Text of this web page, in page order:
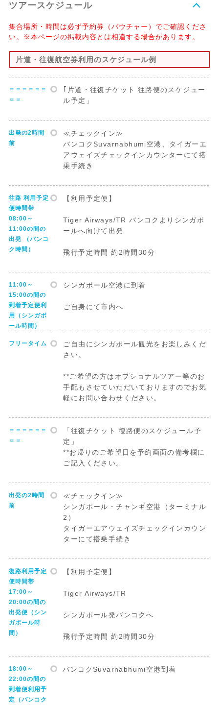
ツアースケジュール
集合場所・時間は必ず予約券（バウチャー）でご確認くださ
い。※本ページの掲載内容とは相違する場合があります。
片道・往復航空券利用のスケジュール例
＝＝＝＝＝＝
＝＝
｢片道・往復チケット 往路便のスケジュー
ル予定」
出発の2時間
前
≪チェックイン≫
バンコクSuvarnabhumi空港、タイガーエ
アウェイズチェックインカウンターにて搭
乗手続き
往路 利用予定
便時間帯
08:00～
11:00の間の
出発 （バンコ
ク時間）
【利用予定便】
Tiger Airways/TR バンコクよりシンガポ
ールへ向けて出発
飛行予定時間 約2時間30分
11:00～
15:00の間の
到着予定便利
用（シンガポ
ール時間）
シンガポール空港に到着
ご自身にて市内へ
フリータイム
ご自由にシンガポール観光をお楽しみくだ
さい。
**ご希望の方はオプショナルツアー等のお
手配もさせていただいておりますのでお気
軽にお問い合わせください。
＝＝＝＝＝＝
＝＝
「往復チケット 復路便のスケジュール予
定」
**お帰りのご希望日を予約画面の備考欄に
ご記入ください。
出発の2時間
前
≪チェックイン≫
シンガポール・チャンギ空港（ターミナル
2）
タイガーエアウェイズチェックインカウン
ターにて搭乗手続き
復路利用予定
便時間帯
17:00～
20:00の間の
出発便（シン
ガポール時
間）
【利用予定便】
Tiger Airways/TR
シンガポール発バンコクへ
飛行予定時間 約2時間30分
18:00～
22:00の間の
到着便利用予
定（バンコク
バンコクSuvarnabhumi空港到着